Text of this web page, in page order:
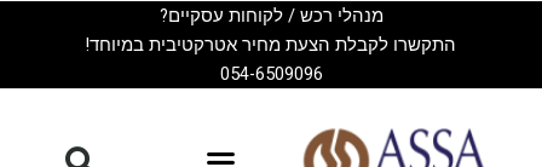
מנהלי רכש / לקוחות עסקיים?
התקשרו לקבלת הצעת מחיר אטרקטיבית במיוחד!
054-6509096